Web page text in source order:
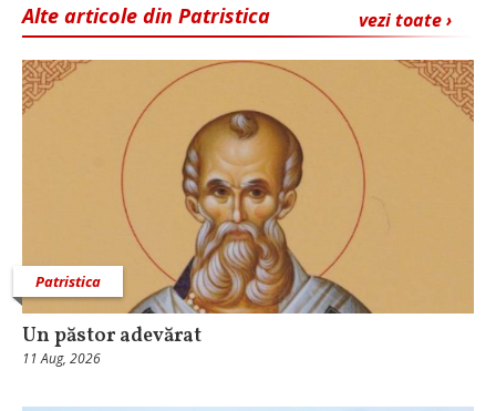
vezi toate ›
Alte articole din Patristica
Patristica
Un păstor adevărat
11 Aug, 2026